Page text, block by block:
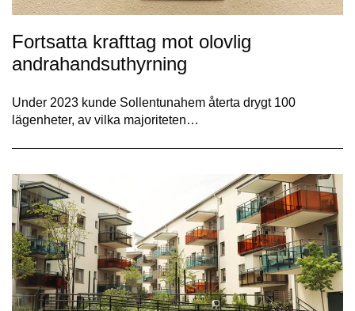
Fortsatta krafttag mot olovlig
andrahandsuthyrning
Under 2023 kunde Sollentunahem återta drygt 100
lägenheter, av vilka majoriteten…